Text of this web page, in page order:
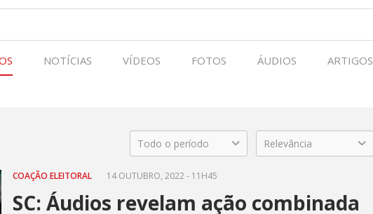
NOTÍCIAS VÍDEOS FOTOS ÁUDIOS ARTIGOS
Todo o período Relevância
COAÇÃO ELEITORAL 14 OUTUBRO, 2022 - 11H45
SC: Áudios revelam ação combinada